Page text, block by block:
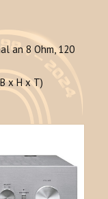
an 8 Ohm, 120
x H x T)